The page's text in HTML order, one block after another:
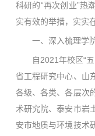
科研的“再次创业”热
实有效的举措，实实
一、深入梳理学
自2021年校区“
省工程研究中心、山
各级、各类、各层次
术研究院、泰安市岩
安市地质与环境技术